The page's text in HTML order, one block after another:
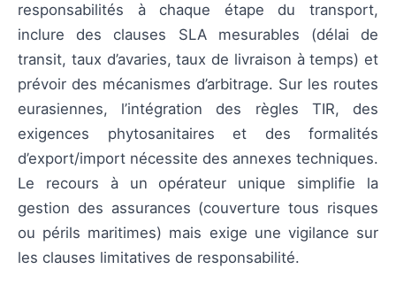
responsabilités à chaque étape du transport,
inclure des clauses SLA mesurables (délai de
transit, taux d’avaries, taux de livraison à temps) et
prévoir des mécanismes d’arbitrage. Sur les routes
eurasiennes, l’intégration des règles TIR, des
exigences phytosanitaires et des formalités
d’export/import nécessite des annexes techniques.
Le recours à un opérateur unique simplifie la
gestion des assurances (couverture tous risques
ou périls maritimes) mais exige une vigilance sur
les clauses limitatives de responsabilité.